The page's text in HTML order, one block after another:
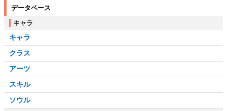
データベース
キャラ
キャラ
クラス
アーツ
スキル
ソウル